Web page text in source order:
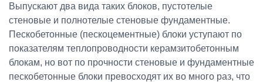
Выпускают два вида таких блоков, пустотелые
стеновые и полнотелые стеновые фундаментные.
Пескобетонные (пескоцементные) блоки уступают по
показателям теплопроводности керамзитобетонным
блокам, но вот по прочности стеновые и фундаментные
пескобетонные блоки превосходят их во много раз, что